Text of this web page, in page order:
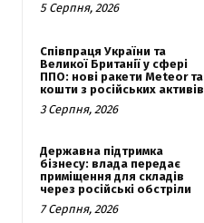
5 Серпня, 2026
Співпраця України та
Великої Британії у сфері
ППО: нові ракети Meteor та
кошти з російських активів
3 Серпня, 2026
Державна підтримка
бізнесу: влада передає
приміщення для складів
через російські обстріли
7 Серпня, 2026